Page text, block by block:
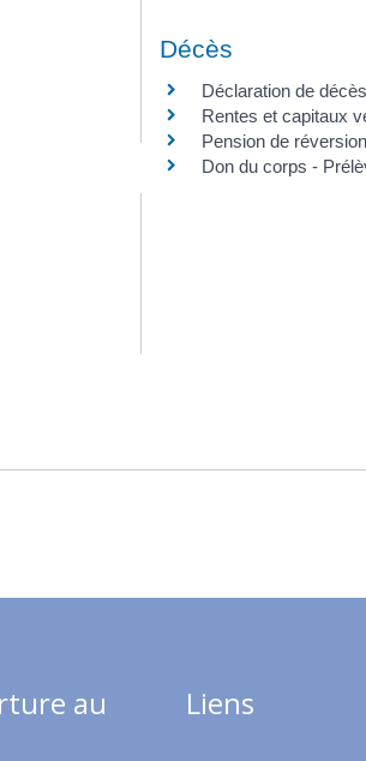
Décès
Déclaration de
Rentes et capitaux
Pension de réversion
Don du corps -
au
Liens